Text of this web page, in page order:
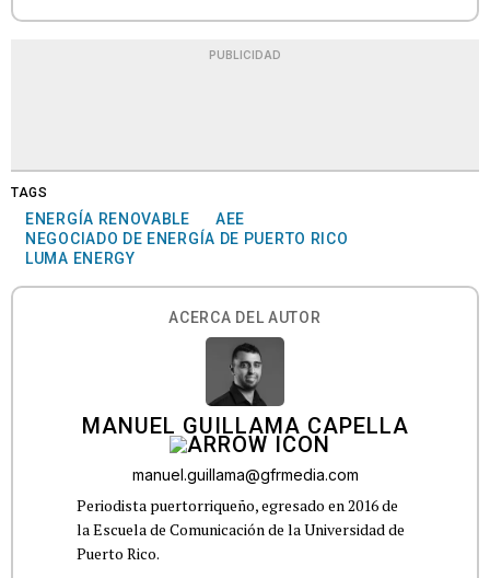
PUBLICIDAD
TAGS
ENERGÍA RENOVABLE
AEE
NEGOCIADO DE ENERGÍA DE PUERTO RICO
LUMA ENERGY
ACERCA DEL AUTOR
MANUEL GUILLAMA CAPELLA
manuel.guillama@gfrmedia.com
Periodista puertorriqueño, egresado en 2016 de
la Escuela de Comunicación de la Universidad de
Puerto Rico.